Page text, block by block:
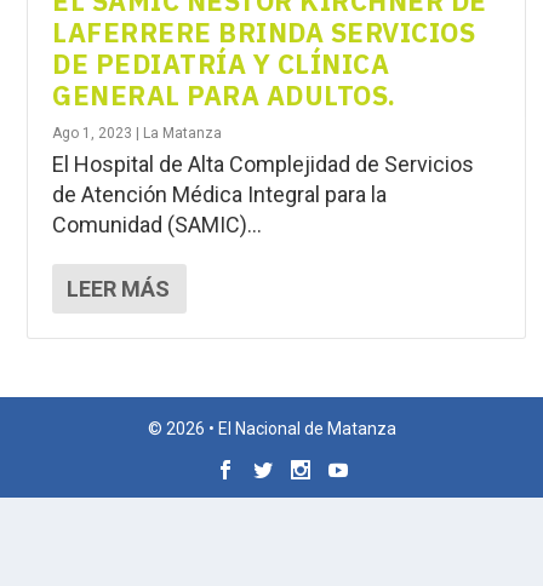
LAFERRERE BRINDA SERVICIOS
DE PEDIATRÍA Y CLÍNICA
GENERAL PARA ADULTOS.
Ago 1, 2023 La Matanza
El Hospital de Alta Complejidad de Servicios
de Atención Médica Integral para la
Comunidad (SAMIC)...
LEER MÁS
© 2026 • El Nacional de Matanza